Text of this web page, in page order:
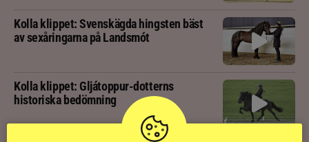
Kolla klippet: Svenskägda hingsten bäst
av sexåringarna på Landsmót
Kolla klippet: Gljátoppur-dotterns
historiska bedömning